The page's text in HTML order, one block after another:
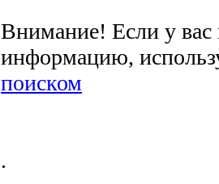
Внимание! Если у
информацию,
поиском
.